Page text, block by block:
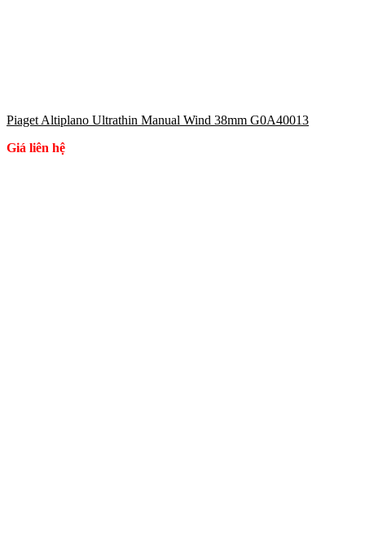
Piaget Altiplano Ultrathin Manual Wind 38mm G0A40013
Giá liên hệ